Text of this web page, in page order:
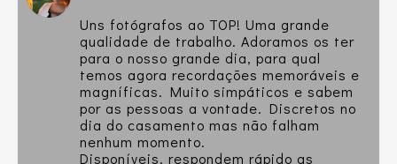
Uns fotógrafos ao TOP! Uma grande
qualidade de trabalho. Adoramos os ter
para o nosso grande dia, para qual
temos agora recordações memoráveis e
magníficas. Muito simpáticos e sabem
por as pessoas a vontade. Discretos no
dia do casamento mas não falham
nenhum momento.
Disponíveis, respondem rápido as